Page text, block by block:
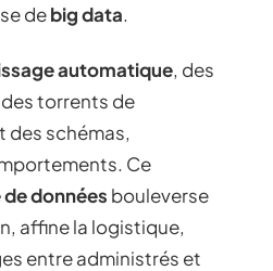
debig data.
automatique, des
torrents de
des schémas,
Ce
données bouleverse
affine la logistique,
entre administrés et